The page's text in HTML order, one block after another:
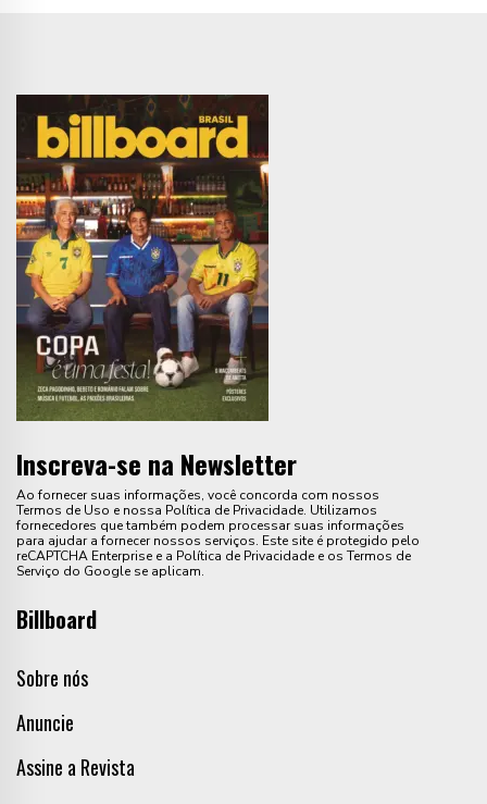
Inscreva-se na Newsletter
Ao fornecer suas informações, você concorda com nossos
Termos de Uso e nossa Política de Privacidade. Utilizamos
fornecedores que também podem processar suas informações
para ajudar a fornecer nossos serviços. Este site é protegido pelo
reCAPTCHA Enterprise e a Política de Privacidade e os Termos de
Serviço do Google se aplicam.
Billboard
Sobre nós
Anuncie
Assine a Revista